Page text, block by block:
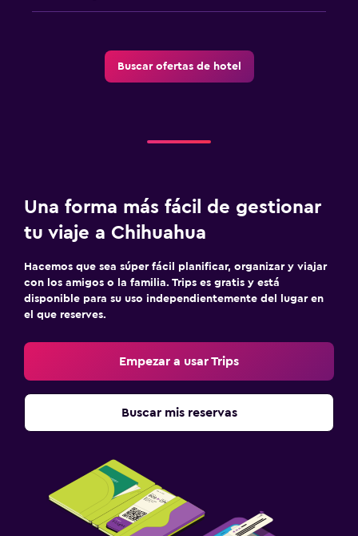
Buscar ofertas de hotel
Una forma más fácil de gestionar
tu viaje a Chihuahua
Hacemos que sea súper fácil planificar, organizar y viajar
con los amigos o la familia. Trips es gratis y está
disponible para su uso independientemente del lugar en
el que reserves.
Empezar a usar Trips
Buscar mis reservas